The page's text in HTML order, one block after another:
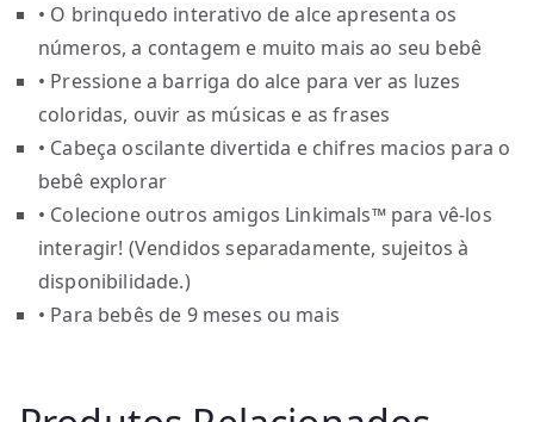
• O brinquedo interativo de alce apresenta os
números, a contagem e muito mais ao seu bebê
• Pressione a barriga do alce para ver as luzes
coloridas, ouvir as músicas e as frases
• Cabeça oscilante divertida e chifres macios para o
bebê explorar
• Colecione outros amigos Linkimals™ para vê-los
interagir! (Vendidos separadamente, sujeitos à
disponibilidade.)
• Para bebês de 9 meses ou mais